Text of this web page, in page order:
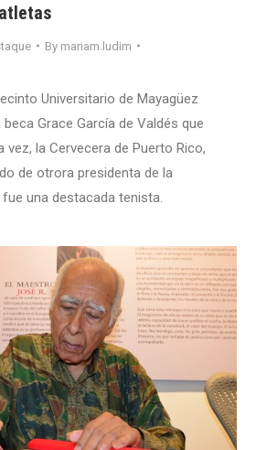
By mariam.ludim
Universitario de Mayagüez
Grace García de Valdés que
la Cervecera de Puerto Rico,
de otrora presidenta de la
una destacada tenista.